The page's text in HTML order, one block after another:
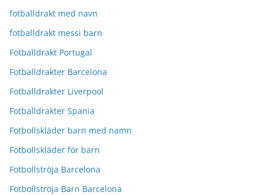
fotballdrakt med navn
fotballdrakt messi barn
Fotballdrakt Portugal
Fotballdrakter Barcelona
Fotballdrakter Liverpool
Fotballdrakter Spania
Fotbollskläder barn med namn
Fotbollskläder för barn
Fotbollströja Barcelona
Fotbollströja Barn Barcelona